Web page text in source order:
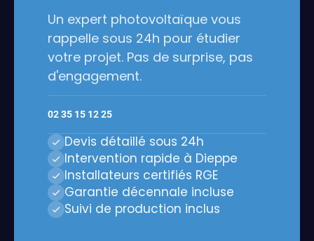
Un expert photovoltaïque vous
rappelle sous 24h pour étudier
votre projet. Pas de surprise, pas
d'engagement.
02 35 15 12 25
Devis détaillé sous 24h
Intervention rapide à Dieppe
Installateurs certifiés RGE
Garantie décennale incluse
Suivi de production inclus